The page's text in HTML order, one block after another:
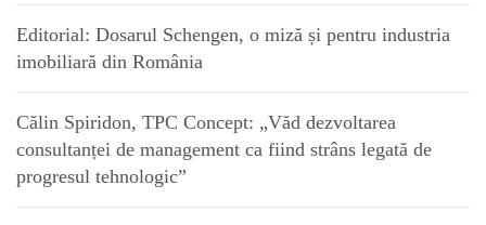
Editorial: Dosarul Schengen, o miză și pentru industria
imobiliară din România
Călin Spiridon, TPC Concept: „Văd dezvoltarea
consultanței de management ca fiind strâns legată de
progresul tehnologic”